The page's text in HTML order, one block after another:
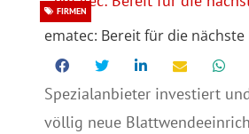
ematec: Bereit für die nächste
FIRMEN
Spezialanbieter investiert
völlig neue